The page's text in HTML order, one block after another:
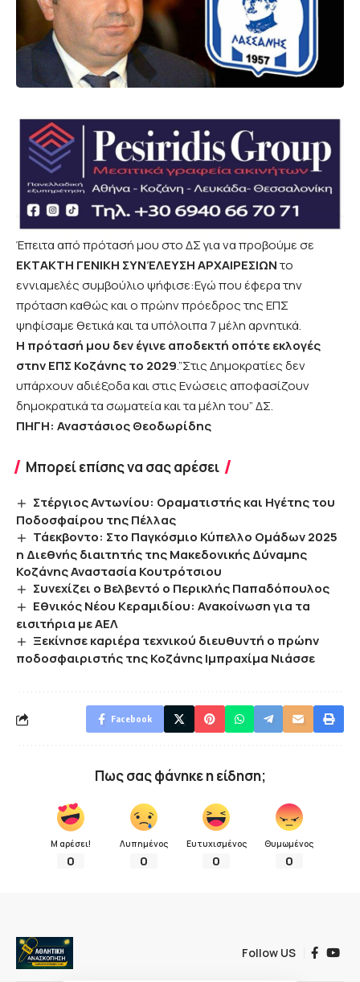
Έπειτα από πρότασή μου στο ΔΣ για να προβούμε σε
ΕΚΤΑΚΤΗ ΓΕΝΙΚΗ ΣΥΝΈΛΕΥΣΗ ΑΡΧΑΙΡΕΣΙΩΝτο
εννιαμελές συμβούλιο ψήφισε:Εγώ που έφερα την
πρόταση καθώς και ο πρώην πρόεδρος της ΕΠΣ
ψηφίσαμε θετικά και τα υπόλοιπα 7 μέλη αρνητικά.
Η πρότασή μου δεν έγινε αποδεκτή οπότε εκλογές
στην ΕΠΣ Κοζάνης το 2029.”Στις Δημοκρατίες δεν
υπάρχουν αδιέξοδα και στις Ενώσεις αποφασίζουν
δημοκρατικά τα σωματεία και τα μέλη του” ΔΣ.
ΠΗΓΗ: Αναστάσιος Θεοδωρίδης
Μπορεί επίσης να σας αρέσει
Στέργιος Αντωνίου: Οραματιστής και Ηγέτης του
Ποδοσφαίρου της Πέλλας
Τάεκβοντο: Στο Παγκόσμιο Κύπελλο Ομάδων 2025
η Διεθνής διαιτητής της Μακεδονικής Δύναμης
Κοζάνης Αναστασία Κουτρότσιου
Συνεχίζει ο Βελβεντό ο Περικλής Παπαδόπουλος
Εθνικός Νέου Κεραμιδίου: Ανακοίνωση για τα
εισιτήρια με ΑΕΛ
Ξεκίνησε καριέρα τεχνικού διευθυντή ο πρώην
ποδοσφαιριστής της Κοζάνης Ιμπραχίμα Νιάσσε
Facebook
Πως σας φάνηκε η είδηση;
Μ αρέσει!
0
Λυπημένος
0
Ευτυχισμένος
0
Θυμωμένος
0
Follow US